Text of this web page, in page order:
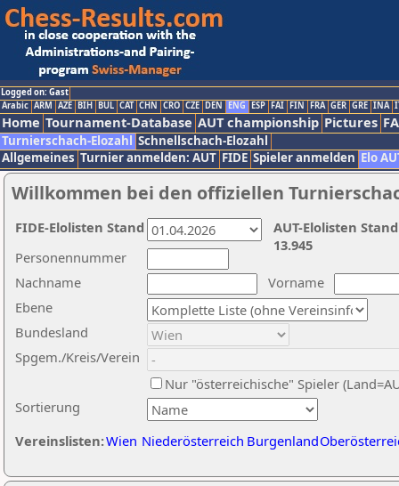
Logged on: Gast
Arabic ARM AZE BIH BUL CAT CHN CRO CZE DEN ENG ESP FAI FIN FRA GER GRE INA
Home Tournament-Database AUT championship Pictures
Turnierschach-Elozahl Schnellschach-Elozahl
Allgemeines Turnier anmelden: AUT FIDE Spieler anmelden Elo
Willkommen bei den offiziellen
Nachname
Vorname
Ebene
Sortierung
Personennummer
Bundesland
Spgem./Kreis/Verein
Nur "österreichische" Spieler
Vereinslisten:Wien Niederösterreich Burgenland
AUT-Elolisten
13.945
FIDE-Elolisten Stand